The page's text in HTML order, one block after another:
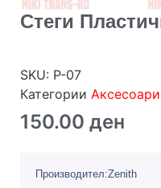
Стеги
SKU: P-07
Категории Аксесоари
150.00 ден
Производител:Zenith